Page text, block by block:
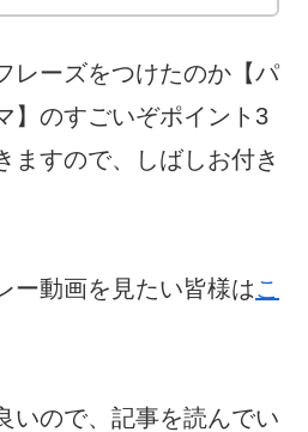
レーズをつけたのか【パ
】のすごいぞポイント3
ますので、しばしお付き
ー動画を見たい皆様はこ
いので、記事を読んでい